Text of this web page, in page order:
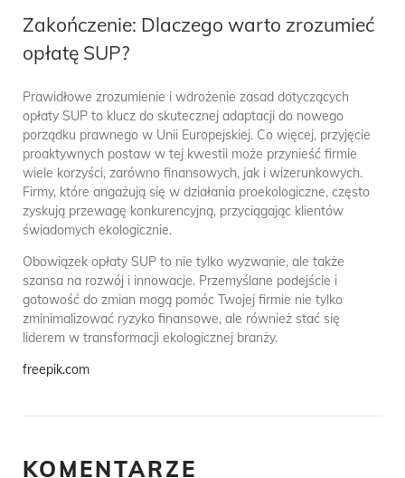
Zakończenie: Dlaczego warto zrozumieć
opłatę SUP?
Prawidłowe zrozumienie i wdrożenie zasad dotyczących
opłaty SUP to klucz do skutecznej adaptacji do nowego
porządku prawnego w Unii Europejskiej. Co więcej, przyjęcie
proaktywnych postaw w tej kwestii może przynieść firmie
wiele korzyści, zarówno finansowych, jak i wizerunkowych.
Firmy, które angażują się w działania proekologiczne, często
zyskują przewagę konkurencyjną, przyciągając klientów
świadomych ekologicznie.
Obowiązek opłaty SUP to nie tylko wyzwanie, ale także
szansa na rozwój i innowacje. Przemyślane podejście i
gotowość do zmian mogą pomóc Twojej firmie nie tylko
zminimalizować ryzyko finansowe, ale również stać się
liderem w transformacji ekologicznej branży.
freepik.com
KOMENTARZE